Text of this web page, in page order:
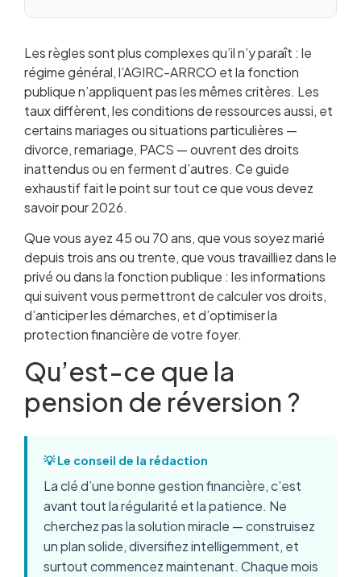
Les règles sont plus complexes qu’il n’y paraît : le
régime général, l’AGIRC-ARRCO et la fonction
publique n’appliquent pas les mêmes critères. Les
taux diffèrent, les conditions de ressources aussi, et
certains mariages ou situations particulières —
divorce, remariage, PACS — ouvrent des droits
inattendus ou en ferment d’autres. Ce guide
exhaustif fait le point sur tout ce que vous devez
savoir pour 2026.
Que vous ayez 45 ou 70 ans, que vous soyez marié
depuis trois ans ou trente, que vous travailliez dans le
privé ou dans la fonction publique : les informations
qui suivent vous permettront de calculer vos droits,
d’anticiper les démarches, et d’optimiser la
protection financière de votre foyer.
Qu’est-ce que la
pension de réversion ?
💡 Le conseil de la rédaction
La clé d’une bonne gestion financière, c’est
avant tout la régularité et la patience. Ne
cherchez pas la solution miracle — construisez
un plan solide, diversifiez intelligemment, et
surtout commencez maintenant. Chaque mois